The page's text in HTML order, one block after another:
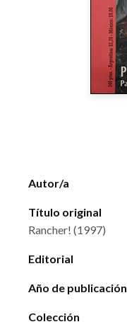
Autor/a
Título original
Rancher! (1997)
Editorial
Año de publicación
Colección